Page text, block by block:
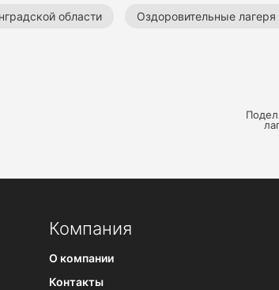
области Оздоровительные
Компания
О компании
Контакты